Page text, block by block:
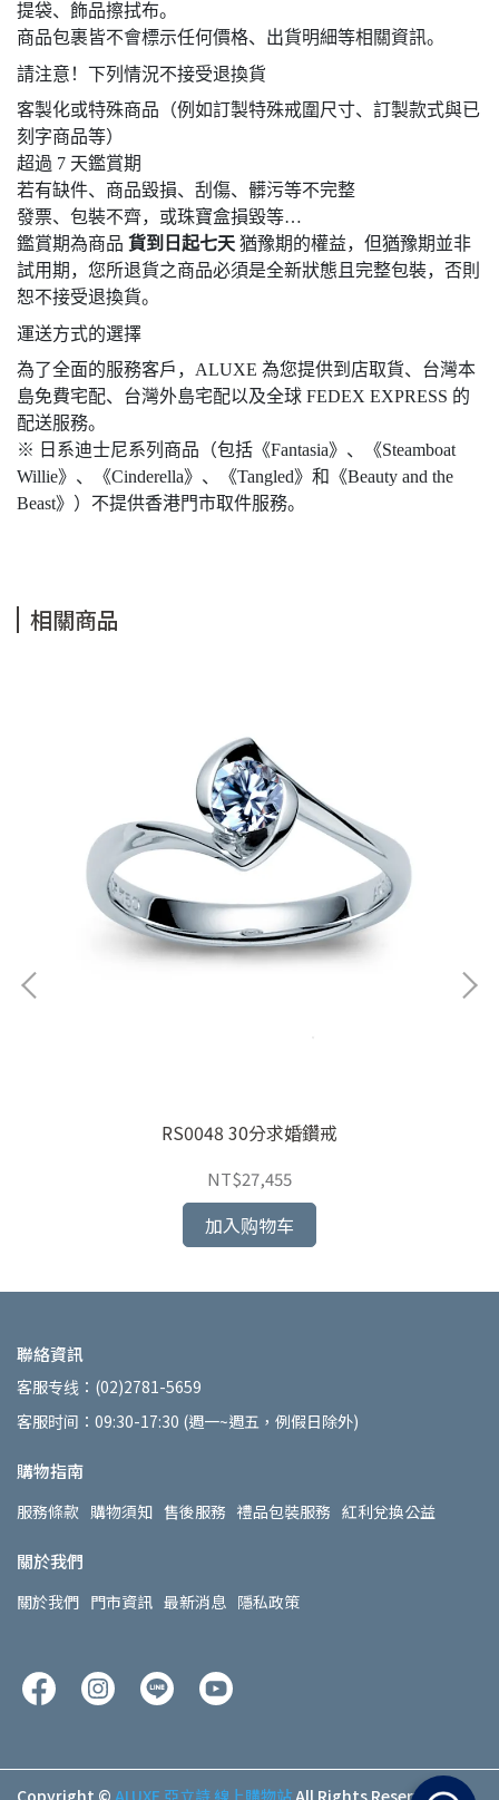
提袋、飾品擦拭布。
商品包裹皆不會標示任何價格、出貨明細等相關資訊。
請注意！下列情況不接受退換貨
客製化或特殊商品（例如訂製特殊戒圍尺寸、訂製款式與已
刻字商品等）
超過 7 天鑑賞期
若有缺件、商品毀損、刮傷、髒污等不完整
發票、包裝不齊，或珠寶盒損毀等…
鑑賞期為商品 貨到日起七天 猶豫期的權益，但猶豫期並非
試用期，您所退貨之商品必須是全新狀態且完整包裝，否則
恕不接受退換貨。
運送方式的選擇
為了全面的服務客戶，ALUXE 為您提供到店取貨、台灣本
島免費宅配、台灣外島宅配以及全球 FEDEX EXPRESS 的
配送服務。
※ 日系迪士尼系列商品（包括《Fantasia》、《Steamboat
Willie》、《Cinderella》、《Tangled》和《Beauty and the
Beast》）不提供香港門市取件服務。
相關商品
RS0048 30分求婚鑽戒
NT$27,455
加入购物车
聯絡資訊
客服专线：(02)2781-5659
客服时间：09:30-17:30 (週一~週五，例假日除外)
購物指南
服務條款 購物須知 售後服務 禮品包裝服務 紅利兌換公益
關於我們
關於我們 門市資訊 最新消息 隱私政策